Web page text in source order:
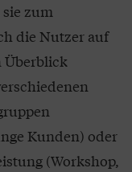
zum
die Nutzer auf
Überblick
Kunden) oder
(Workshop,